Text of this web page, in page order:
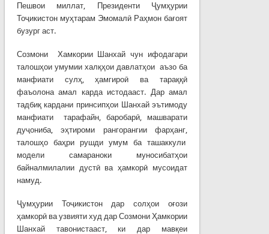
Пешвои миллат, Президенти Ҷумҳурии
Тоҷикистон муҳтарам Эмомалӣ Раҳмон бағоят
бузург аст.
Созмони Хамкории Шанхай чун ифодагари
талошҳои умумии халқҳои давлатҳои аъзо ба
манфиати сулҳ, ҳамгироӣ ва тараққӣ
фаъолона амал карда истодааст. Дар амал
тадбиқ кардани принсипҳои Шанхай эътимоду
манфиати тарафайн, баробарӣ, машварати
дуҷониба, эҳтироми рангорангии фарҳанг,
талошҳо баҳри рушди умум ба ташаккули
модели самараноки муносибатҳои
байналмилалии дустӣ ва ҳамкорӣ мусоидат
намуд.
Ҷумҳурии Тоҷикистон дар солҳои оғози
ҳамкорӣ ва узвияти худ дар Созмони Ҳамкории
Шанхай тавонистааст, ки дар мавқеи